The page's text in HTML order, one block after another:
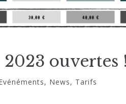
ouvertes !
, News, Tarifs